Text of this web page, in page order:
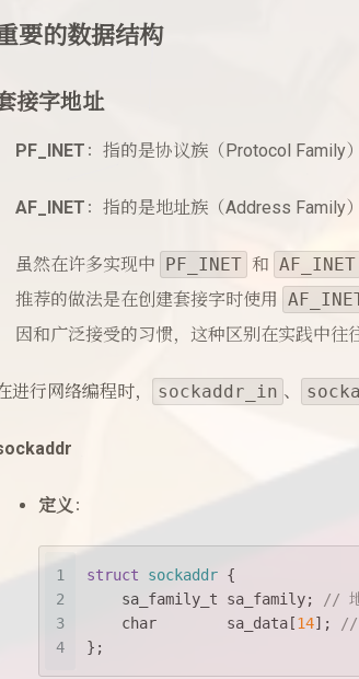
要的数据结构
接字地址
PF_INET ：指的是协议族（Protocol Family
AF_INET ：指的是地址族（Address Family
虽然在许多实现中 PF_INET 和 AF_INET
推荐的做法是在创建套接字时使用
因和广泛接受的习惯，这种区别在实践中往
进行网络编程时， sockaddr_in 、
定义 ：
1
2
3
4
struct sockaddr {
sa_family_t sa_family;
// 地
char
        sa_data[
14];
//
};